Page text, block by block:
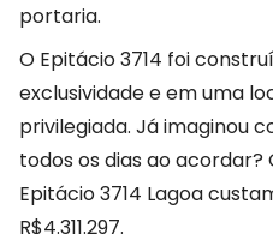
portaria.
O Epitácio 3714 foi
exclusividade e em uma
privilegiada. Já imaginou
todos os dias ao
Epitácio 3714 Lagoa
R$4.311.297.